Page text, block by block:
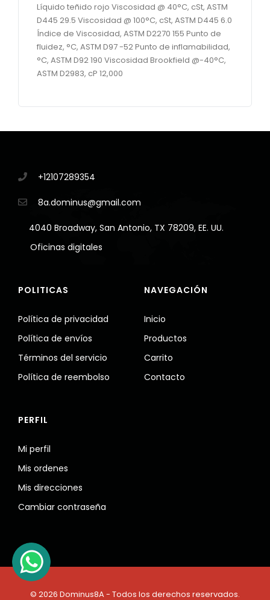
Líquido teñido rojo Viscosidad @ 40°C, cSt, ASTM
D445 29.5 Viscosidad @ 100°C, cSt, ASTM D445 6.0
Índice de Viscosidad, ASTM D2270 155 Punto de
fluidez, °C, ASTM D97 -52 Punto de inflamabilidad,
°C, ASTM D92 190 Viscosidad Brookfield @-40°C,
ASTM D2983, cP 12,000
+12107289354
8a.dominus@gmail.com
4040 Broadway, San Antonio, TX 78209, EE. UU.
Oficinas digitales
POLITICAS
Política de privacidad
Política de envíos
Términos del servicio
Política de reembolso
NAVEGACIÓN
Inicio
Productos
Carrito
Contacto
PERFIL
Mi perfil
Mis ordenes
Mis direcciones
Cambiar contraseña
© 2026 Dominus8A - Todos los derechos reservados.